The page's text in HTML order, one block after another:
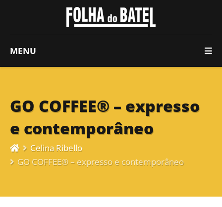
MENU
GO COFFEE® – expresso
e contemporâneo
Celina Ribello
GO COFFEE® – expresso e contemporâneo